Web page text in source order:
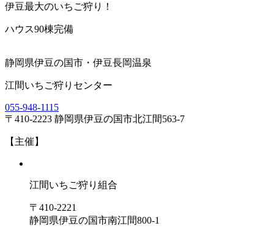
伊豆最大のいちご狩り！
ハウス90棟完備
静岡県伊豆の国市・伊豆長岡温泉
江間いちご狩りセンター
055-948-1115
〒410-2223 静岡県伊豆の国市北江間563-7
【主催】
江間いちご狩り組合
〒410-2221
静岡県伊豆の国市南江間800-1